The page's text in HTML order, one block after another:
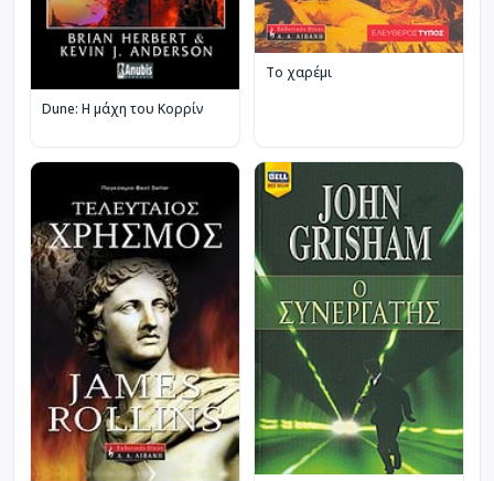
Dune: Η μάχη του Κορρίν
Το χαρέμι